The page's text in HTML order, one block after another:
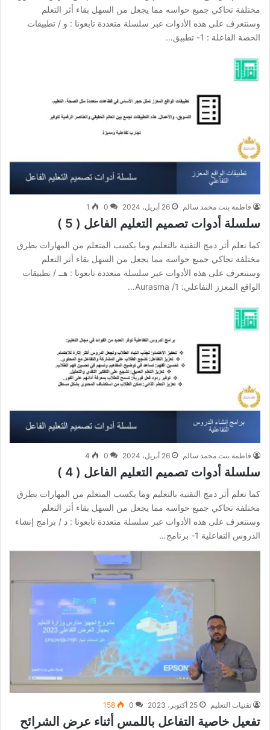
مختلفة تحاكي جميع حواسه مما يجعل من السهل بقاء أثر التعلم
وسنتعرف على هذه الأدوات عبر سلسلة متعددة تابعونا : و / تطبيقات
الحصة الفاعلة : 1- ‏تطبيق…
فاطمة بنت محمد سالم 26 أبريل، 2024 0
1
سلسلة أدوات تصميم التعليم الفاعل ( 5 )
كما نعلم أثر دمج التقنية بالتعليم وما يكسب المتعلم من المهارات بطرق
مختلفة تحاكي جميع حواسه مما يجعل من السهل بقاء أثر التعلم
وسنتعرف على هذه الأدوات عبر سلسلة متعددة تابعونا : هــ / ‏تطبيقات
الواقع المعزز التفاعلي: 1/ ‏Aurasma…
فاطمة بنت محمد سالم 26 أبريل، 2024 0
4
سلسلة أدوات تصميم التعليم الفاعل ( 4 )
كما نعلم أثر دمج التقنية بالتعليم وما يكسب المتعلم من المهارات بطرق
مختلفة تحاكي جميع حواسه مما يجعل من السهل بقاء أثر التعلم
وسنتعرف على هذه الأدوات عبر سلسلة متعددة تابعونا : د / برامج إنشاء
الدروس التفاعلية 1- ‏برنامج…
تقنيات التعليم 25 أكتوبر، 2023 0
158
تفعيل خاصية التفاعل باللمس أثناء عرض الشرائح